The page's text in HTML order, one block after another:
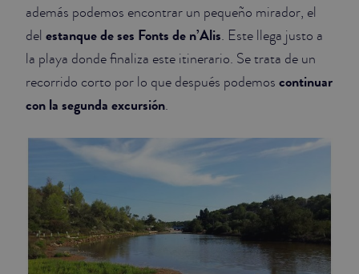
además podemos encontrar un pequeño mirador, el
del estanque de ses Fonts de n’Alis. Este llega justo a
la playa donde finaliza este itinerario. Se trata de un
recorrido corto por lo que después podemos continuar
con la segunda excursión.